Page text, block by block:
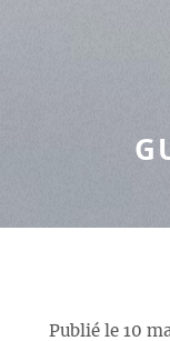
Publié le 10